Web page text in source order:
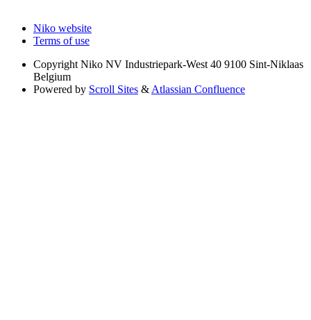
Niko website
Terms of use
Copyright Niko NV Industriepark-West 40 9100 Sint-Niklaas
Belgium
Powered by Scroll Sites & Atlassian Confluence